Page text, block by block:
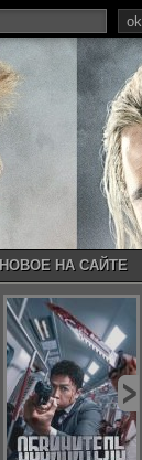
ok
НОВОЕ НА САЙТЕ